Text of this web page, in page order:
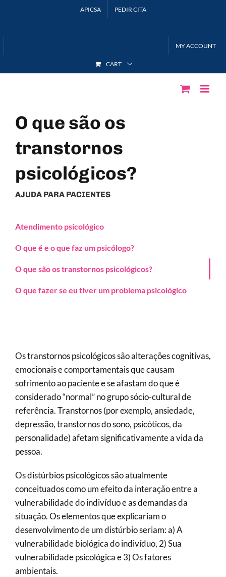
APICSA PEDIR CITA
MY ACCOUNT
CART
O que são os
transtornos
psicológicos?
Os transtornos psicológicos são alterações cognitivas,
emocionais e comportamentais que causam
sofrimento ao paciente e se afastam do que é
considerado “normal” no grupo sócio-cultural de
referência. Transtornos (por exemplo, ansiedade,
depressão, transtornos do sono, psicóticos, da
personalidade) afetam significativamente a vida da
pessoa.
Os distúrbios psicológicos são atualmente
conceituados como um efeito da interação entre a
vulnerabilidade do indivíduo e as demandas da
situação. Os elementos que explicariam o
desenvolvimento de um distúrbio seriam: a) A
vulnerabilidade biológica do indivíduo, 2) Sua
vulnerabilidade psicológica e 3) Os fatores
ambientais.
AJUDA PARA PACIENTES
Atendimento psicológico
O que é e o que faz um psicólogo?
O que são os transtornos psicológicos?
O que fazer se eu tiver um problema psicológico